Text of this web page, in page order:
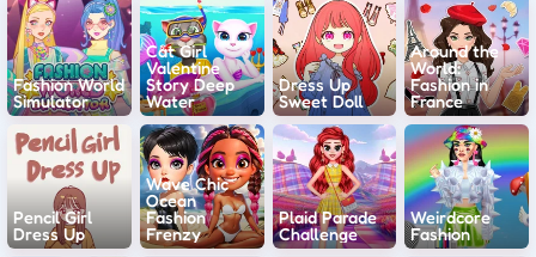
Fashion World
Simulator
Cat Girl
Valentine
Story Deep
Water
Dress Up
Sweet Doll
Around the
World:
Fashion in
France
Pencil Girl
Dress Up
Wave Chic
Ocean
Fashion
Frenzy
Plaid Parade
Challenge
Weirdcore
Fashion